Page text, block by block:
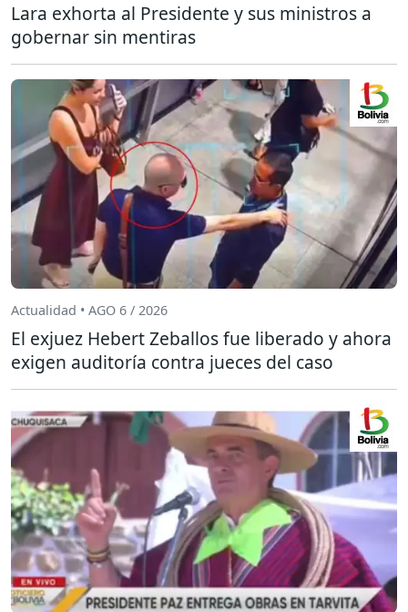
Lara exhorta al Presidente y sus ministros a
gobernar sin mentiras
Actualidad • AGO 6 / 2026
El exjuez Hebert Zeballos fue liberado y ahora
exigen auditoría contra jueces del caso